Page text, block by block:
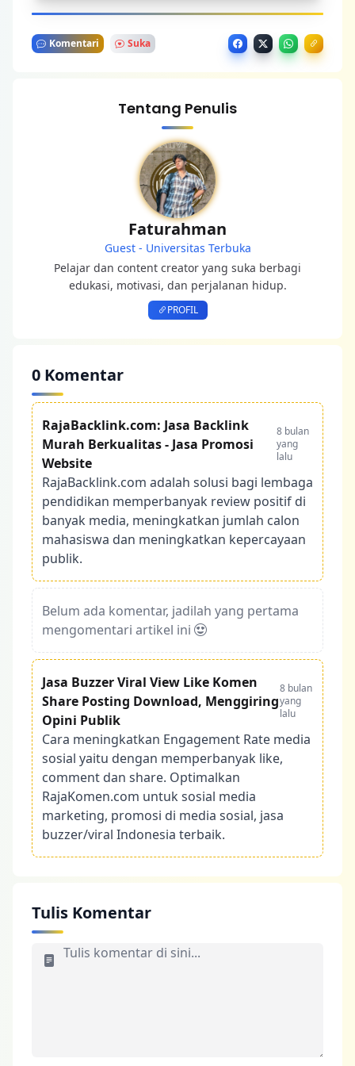
Komentari Suka
Tentang Penulis
Faturahman
Guest - Universitas Terbuka
Pelajar dan content creator yang suka berbagi
edukasi, motivasi, dan perjalanan hidup.
PROFIL
0 Komentar
RajaBacklink.com: Jasa Backlink
Murah Berkualitas - Jasa Promosi
Website
8 bulan
yang
lalu
RajaBacklink.com adalah solusi bagi lembaga
pendidikan memperbanyak review positif di
banyak media, meningkatkan jumlah calon
mahasiswa dan meningkatkan kepercayaan
publik.
Belum ada komentar, jadilah yang pertama
mengomentari artikel ini
Jasa Buzzer Viral View Like Komen
Share Posting Download, Menggiring
Opini Publik
8 bulan
yang
lalu
Cara meningkatkan Engagement Rate media
sosial yaitu dengan memperbanyak like,
comment dan share. Optimalkan
RajaKomen.com untuk sosial media
marketing, promosi di media sosial, jasa
buzzer/viral Indonesia terbaik.
Tulis Komentar